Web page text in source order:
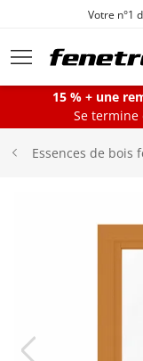
Votre n°1
Fenêtres
Baies
15 % + une
Se termine
Essences de bois